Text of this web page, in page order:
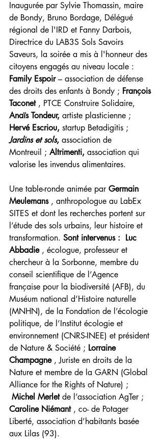
Inaugurée par Sylvie Thomassin, maire
de Bondy, Bruno Bordage, Délégué
régional de l'IRD et Fanny Darbois,
Directrice du LAB3S Sols Savoirs
Saveurs, la soirée a mis à l'honneur des
citoyens engagés au niveau locale :
Family Espoir – association de défense
des droits des enfants à Bondy ; François
Taconet , PTCE Construire Solidaire,
Anaïs Tondeur, artiste plasticienne ;
Hervé Escriou, startup Betadigitis ;
Jardins et sols, association de
Montreuil ; Altrimenti, association qui
valorise les invendus alimentaires.
Une table-ronde animée par Germain
Meulemans , anthropologue au LabEx
SITES et dont les recherches portent sur
l’étude des sols urbains, leur histoire et
transformation. Sont intervenus : Luc
Abbadie , écologue, professeur et
chercheur à la Sorbonne, membre du
conseil scientifique de l’Agence
française pour la biodiversité (AFB), du
Muséum national d’Histoire naturelle
(MNHN), de la Fondation de l’écologie
politique, de l’Institut écologie et
environnement (CNRS-INEE) et président
de Nature & Société ; Lorraine
Champagne , Juriste en droits de la
Nature et membre de la GARN (Global
Alliance for the Rights of Nature) ;
Michel Merlet de l’association AgTer ;
Caroline Niémant , co- de Potager
Liberté, association d’habitants basée
aux Lilas (93).